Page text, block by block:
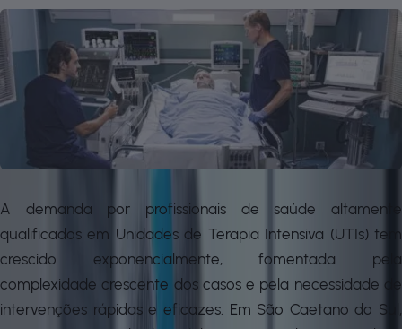
A demanda por profissionais de saúde altamente
qualificados em Unidades de Terapia Intensiva (UTIs) tem
crescido exponencialmente, fomentada pela
complexidade crescente dos casos e pela necessidade de
intervenções rápidas e eficazes. Em São Caetano do Sul,